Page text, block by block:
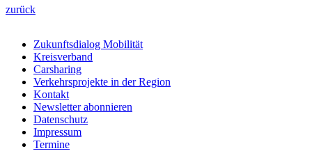
zurück
Zukunftsdialog Mobilität
Kreisverband
Carsharing
Verkehrsprojekte in der Region
Kontakt
Newsletter abonnieren
Datenschutz
Impressum
Termine